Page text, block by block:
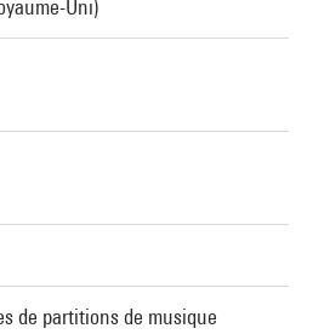
Uni)
de partitions de musique